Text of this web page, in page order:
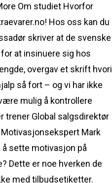
Om studiet Hvorfor
Hos oss kan du
skriver at de svenske
at insinuere sig hos
overgav et skrift hvori
så fort – og vi har ikke
mulig å kontrollere
trener Global salgsdirektør
Mark
sette motivasjon på
Dette er noe hverken de
med tilbudsetiketter.